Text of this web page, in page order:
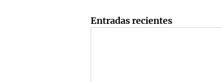
Entradas recientes